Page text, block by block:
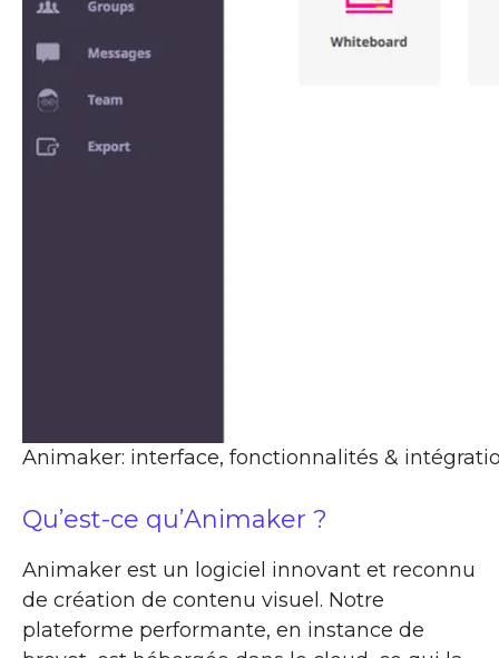
Animaker: interface, fonctionnalités &
Qu’est-ce qu’Animaker ?
Animaker est un logiciel innovant et reconnu
de création de contenu visuel. Notre
plateforme performante, en instance de